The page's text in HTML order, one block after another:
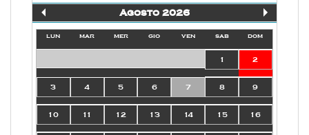
Agosto 2026
lun mar mer gio ven sab dom
1 2
3 4 5 6 7 8 9
10 11 12 13 14 15 16